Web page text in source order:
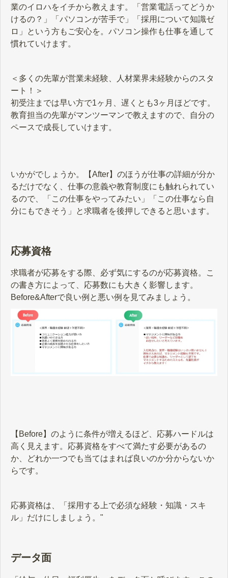
業のイロハをイチから教えます。「営業電話ってどうか
けるの？」「パソコンが苦手で」「採用について知識ゼ
ロ」という方もご安心を。パソコン操作も仕事を通して
慣れていけます。
＜多くの先輩が営業未経験、人材業界未経験からのスタ
ート！＞
初受注までは早い方で1ヶ月、遅くとも3ヶ月ほどです。
教育担当の先輩がマンツーマンで教えますので、自分の
ペースで成長していけます。
いかがでしょうか。【After】のほうが仕事の詳細が分か
るだけでなく、仕事の意義や教育制度にも触れられてい
るので、「この仕事をやってみたい」「この仕事なら自
分にもできそう」と求職者を後押しできると思います。
応募資格
求職者が応募をする際、必ず気にするのが応募資格。こ
の書き方によって、応募数にも大きく影響します。
Before&Afterで良い例と悪い例を見てみましょう。
【Before】のように条件が増えるほど、応募ハードルは
高く見えます。応募資格をすべて満たす必要があるの
か、どれか一つでも当てはまれば良いのか分からないか
らです。
応募資格は、「採用する上で必須な経験・知識・スキ
ル」だけにしましょう。"
データ面